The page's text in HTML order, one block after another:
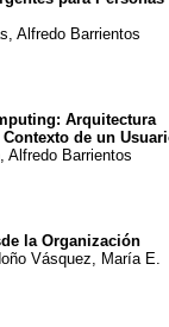
Alfredo Barrientos
Arquitectura
de un
Alfredo Barrientos
la Organización
Vásquez, María E.